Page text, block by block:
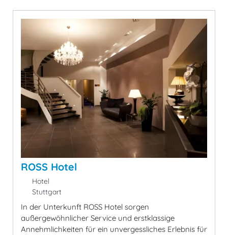
ROSS Hotel
Hotel
Stuttgart
In der Unterkunft ROSS Hotel sorgen
außergewöhnlicher Service und erstklassige
Annehmlichkeiten für ein unvergessliches Erlebnis für